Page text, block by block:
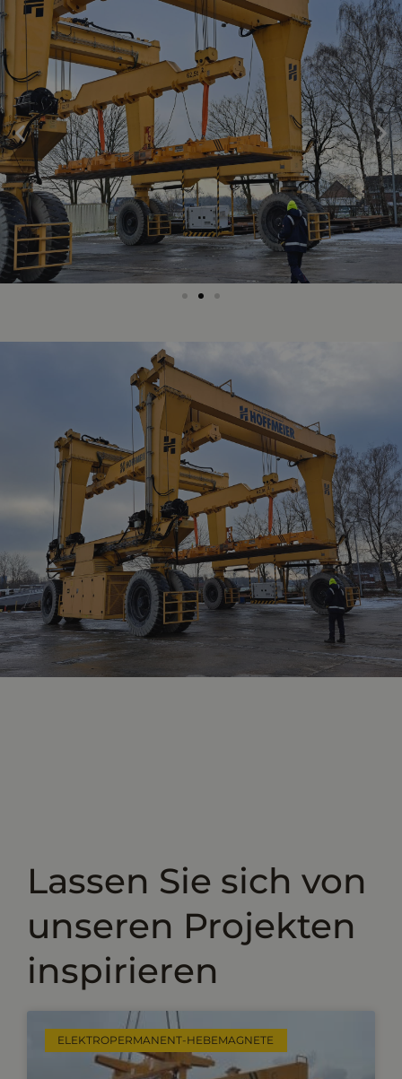
Lassen Sie sich von
unseren Projekten
inspirieren
ELEKTROPERMANENT-HEBEMAGNETE